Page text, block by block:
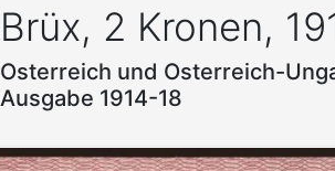
Brüx, 2 Kronen,
Osterreich und Osterreich-
Ausgabe 1914-18